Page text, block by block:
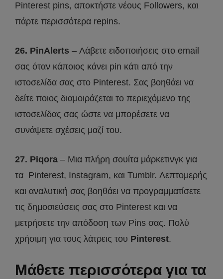
Pinterest pins, αποκτήστε νέους Followers, και
πάρτε περισσότερα repins.
26. PinAlerts – Λάβετε ειδοποιήσεις στο email
σας όταν κάποιος κάνει pin κάτι από την
ιστοσελίδα σας στο Pinterest. Σας βοηθάει να
δείτε ποιος διαμοιράζεται το περιεχόμενο της
ιστοσελίδας σας ώστε να μπορέσετε να
συνάψετε σχέσεις μαζί του.
27. Piqora – Μια πλήρη σουίτα μάρκετινγκ για
τα Pinterest, Instagram, και Tumblr. Λεπτομερής
και αναλυτική σας βοηθάει να προγραμματίσετε
τις δημοσιεύσεις σας στο Pinterest και να
μετρήσετε την απόδοση των Pins σας. Πολύ
χρήσιμη για τους λάτρεις του Pinterest.
Μάθετε περισσότερα για τα